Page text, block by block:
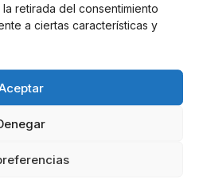
retirada del consentimiento
a ciertas características y
para iOS en la Unión